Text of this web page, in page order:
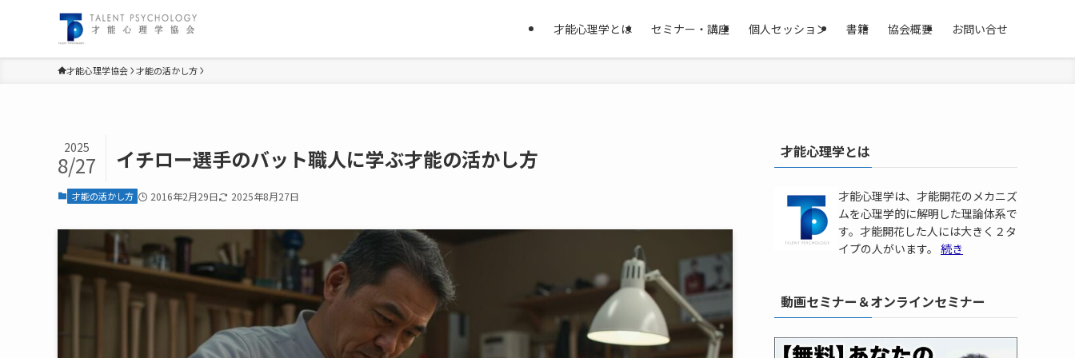
才能心理学とは セミナー・講座 個人セッション 書籍 協会概要 お問い合せ
才能心理学協会 才能の活かし方
イチロー選手のバット職人に学ぶ才能の活かし方
2025
8/27
才能の活かし方 2016年2月29日 2025年8月27日
才能心理学とは
才能心理学は、才能開花のメカニズ
ムを心理学的に解明した理論体系で
す。才能開花した人には大きく２タ
イプの人がいます。 続き
動画セミナー＆オンラインセミナー